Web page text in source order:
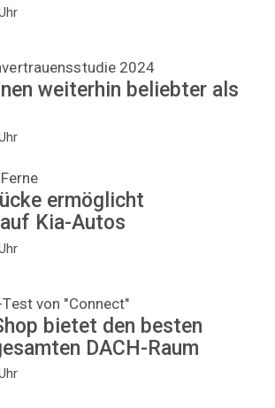
2024
weiterhin beliebter als
ermöglicht
Kia-Autos
von "Connect"
bietet den besten
DACH-Raum